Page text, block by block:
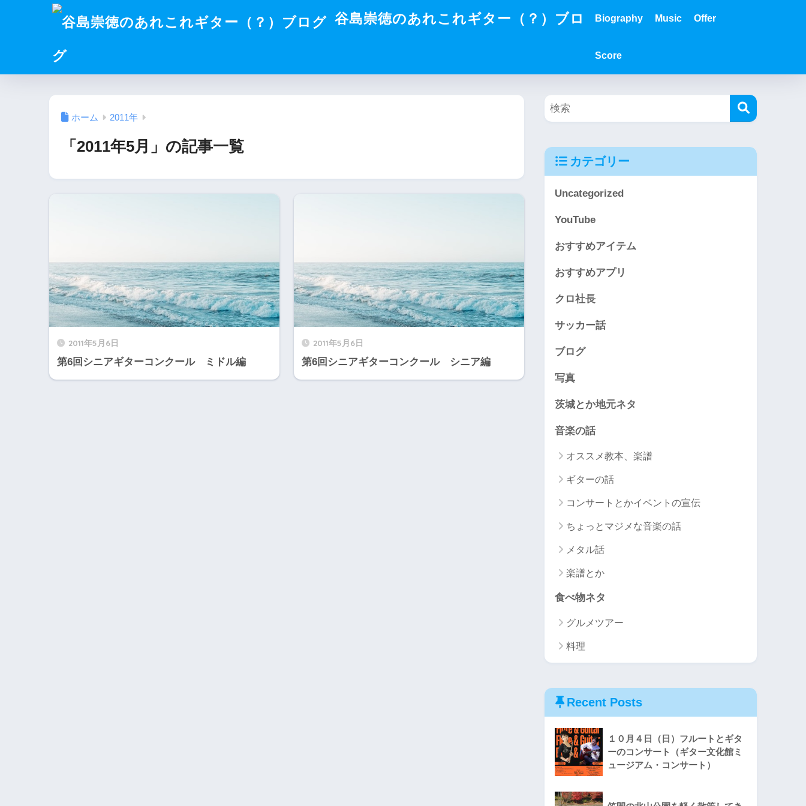
谷島崇徳のあれこれギター（？）ブロ
グ
Biography Music Offer
Score
ホーム 2011年
「2011年5月」の記事一覧
2011年5月6日
第6回シニアギターコンクール ミドル編
2011年5月6日
第6回シニアギターコンクール シニア編
カテゴリー
Uncategorized
YouTube
おすすめアイテム
おすすめアプリ
クロ社長
サッカー話
ブログ
写真
茨城とか地元ネタ
音楽の話
オススメ教本、楽譜
ギターの話
コンサートとかイベントの宣伝
ちょっとマジメな音楽の話
メタル話
楽譜とか
食べ物ネタ
グルメツアー
料理
Recent Posts
１０月４日（日）フルートとギタ
ーのコンサート（ギター文化館ミ
ュージアム・コンサート）